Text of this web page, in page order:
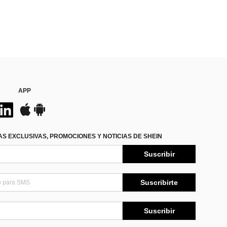
APP
EXCLUSIVAS, PROMOCIONES Y NOTICIAS DE SHEIN
Suscribir
Suscribirte
Suscribir